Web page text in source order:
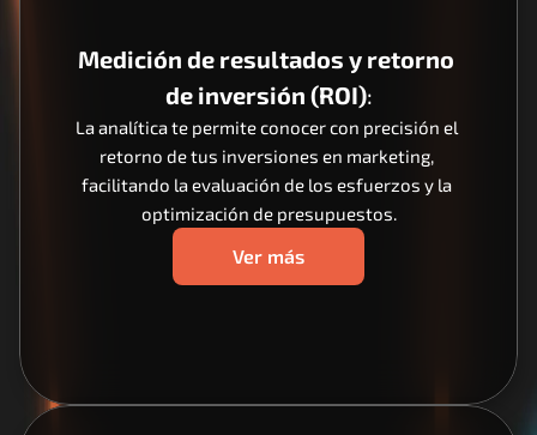
Medición de resultados y retorno
de inversión (ROI):
La analítica te permite conocer con precisión el
retorno de tus inversiones en marketing,
facilitando la evaluación de los esfuerzos y la
optimización de presupuestos.
Ver más